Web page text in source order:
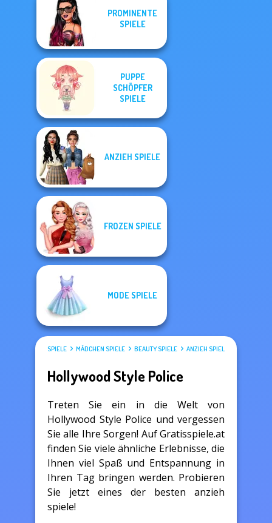
PROMINENTE
SPIELE
PUPPE
SCHÖPFER
SPIELE
ANZIEH SPIELE
FROZEN SPIELE
MODE SPIELE
SPIELE MÄDCHEN SPIELE BEAUTY SPIELE ANZIEH SPIELE
Hollywood Style Police
Treten Sie ein in die Welt von
Hollywood Style Police und vergessen
Sie alle Ihre Sorgen! Auf Gratisspiele.at
finden Sie viele ähnliche Erlebnisse, die
Ihnen viel Spaß und Entspannung in
Ihren Tag bringen werden. Probieren
Sie jetzt eines der besten anzieh
spiele!